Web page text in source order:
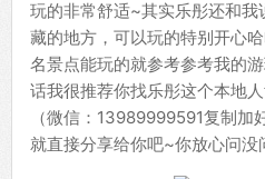
玩的非常舒适~其实乐彤还和
藏的地方，可以玩的特别开心
名景点能玩的就参考参考我的
话我很推荐你找乐彤这个本地
（微信：13989999591复制
就直接分享给你吧~你放心问没